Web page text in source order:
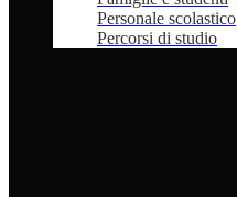
Personale scolastico
Percorsi di studio